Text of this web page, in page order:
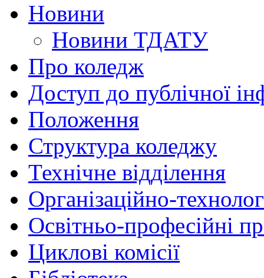
Новини
Новини ТДАТУ
Про коледж
Доступ до публічної
Положення
Структура коледжу
Технічне відділення
Організаційно-
Освітньо-професійні
Циклові комісії